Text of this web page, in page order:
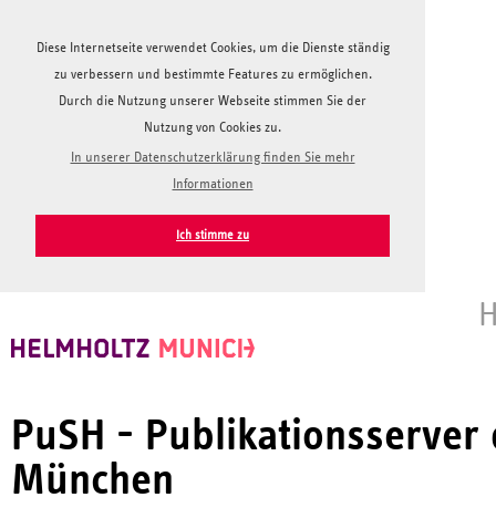
Diese Internetseite verwendet Cookies, um die Dienste ständig
zu verbessern und bestimmte Features zu ermöglichen.
Durch die Nutzung unserer Webseite stimmen Sie der
Nutzung von Cookies zu.
In unserer Datenschutzerklärung finden Sie mehr
Informationen
Ich stimme zu
PuSH -
München